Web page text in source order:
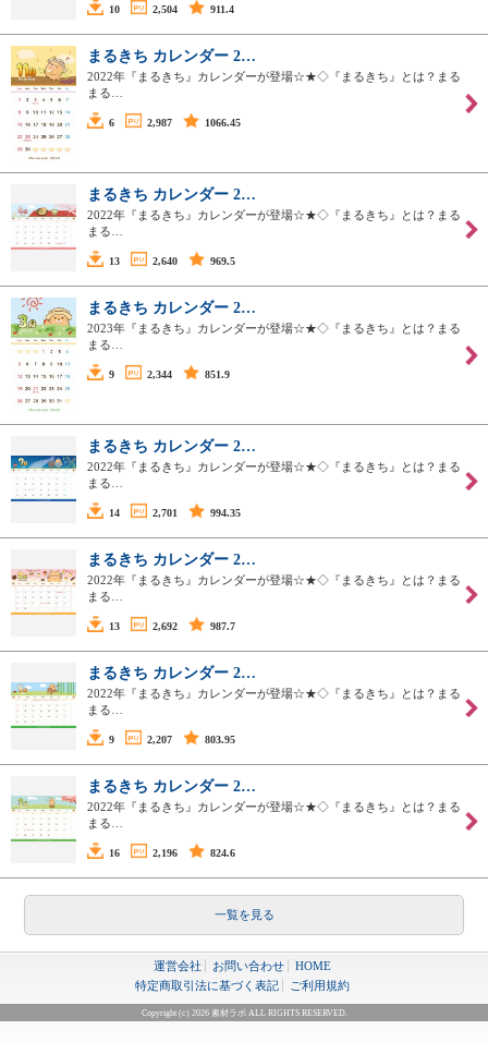
10 2,504 911.4
まるきち カレンダー 2…
2022年『まるきち』カレンダーが登場☆★◇『まるきち』とは？まる
まる…
6 2,987 1066.45
まるきち カレンダー 2…
2022年『まるきち』カレンダーが登場☆★◇『まるきち』とは？まる
まる…
13 2,640 969.5
まるきち カレンダー 2…
2023年『まるきち』カレンダーが登場☆★◇『まるきち』とは？まる
まる…
9 2,344 851.9
まるきち カレンダー 2…
2022年『まるきち』カレンダーが登場☆★◇『まるきち』とは？まる
まる…
14 2,701 994.35
まるきち カレンダー 2…
2022年『まるきち』カレンダーが登場☆★◇『まるきち』とは？まる
まる…
13 2,692 987.7
まるきち カレンダー 2…
2022年『まるきち』カレンダーが登場☆★◇『まるきち』とは？まる
まる…
9 2,207 803.95
まるきち カレンダー 2…
2022年『まるきち』カレンダーが登場☆★◇『まるきち』とは？まる
まる…
16 2,196 824.6
一覧を見る
運営会社 お問い合わせ
HOME
特定商取引法に基づく表記
ご利用規約
Copyright (c) 2026 素材ラボ ALL RIGHTS RESERVED.